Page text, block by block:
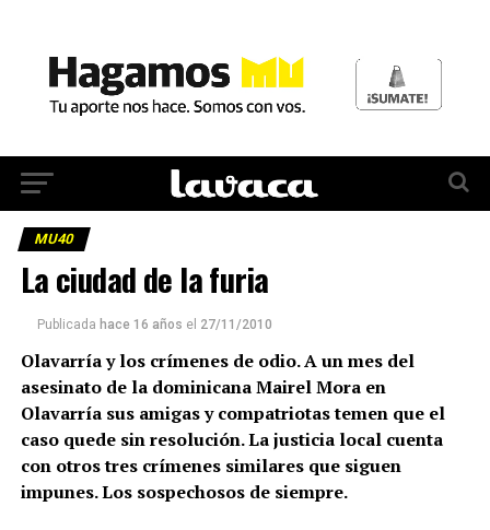
MU40
La ciudad de la furia
Publicada hace 16 años el 27/11/2010
Olavarría y los crímenes de odio. A un mes del
asesinato de la dominicana Mairel Mora en
Olavarría sus amigas y compatriotas temen que el
caso quede sin resolución. La justicia local cuenta
con otros tres crímenes similares que siguen
impunes. Los sospechosos de siempre.